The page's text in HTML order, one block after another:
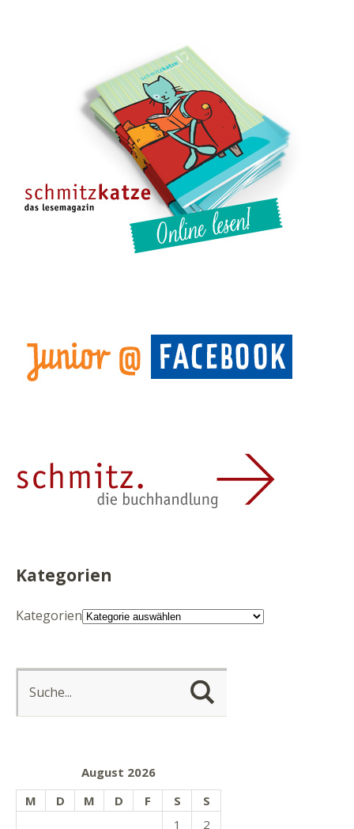
Kategorien
Kategorien
August 2026
M
D M D F S
S
1
2